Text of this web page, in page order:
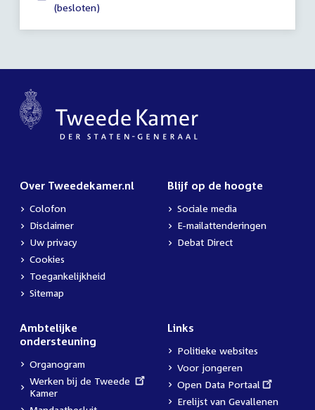
(besloten)
Over Tweedekamer.nl
Colofon
Disclaimer
Uw privacy
Cookies
Toegankelijkheid
Sitemap
Blijf op de hoogte
Sociale media
E-mailattenderingen
Debat Direct
Ambtelijke
ondersteuning
Organogram
External
link:
Werken bij de Tweede
Kamer
Links
Politieke websites
Voor jongeren
External
link:
Open Data Portaal
Erelijst van Gevallenen